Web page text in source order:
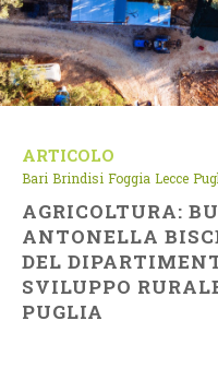
ARTICOLO
Bari Brindisi Foggia Lecce
AGRICOLTURA:
ANTONELLA
DEL
SVILUPPO
PUGLIA